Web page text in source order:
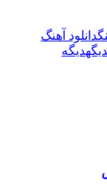
دانلود آهنگ
دیگهدیگه